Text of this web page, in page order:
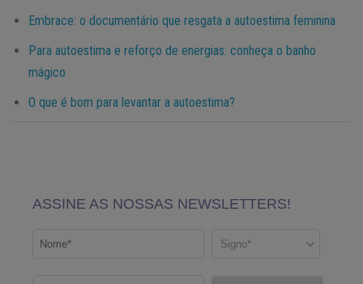
Embrace: o documentário que resgata a autoestima feminina
Para autoestima e reforço de energias: conheça o banho
mágico
O que é bom para levantar a autoestima?